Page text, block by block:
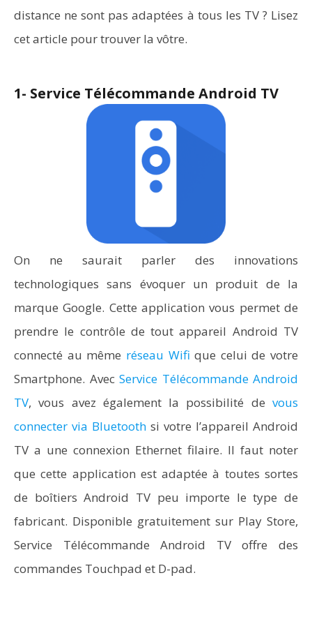
distance ne sont pas adaptées à tous les TV ? Lisez
cet article pour trouver la vôtre.
1- Service Télécommande Android TV
On ne saurait parler des innovations
technologiques sans évoquer un produit de la
marque Google. Cette application vous permet de
prendre le contrôle de tout appareil Android TV
connecté au même réseau Wifi que celui de votre
Smartphone. Avec Service Télécommande Android
TV, vous avez également la possibilité de vous
connecter via Bluetooth si votre l’appareil Android
TV a une connexion Ethernet filaire. Il faut noter
que cette application est adaptée à toutes sortes
de boîtiers Android TV peu importe le type de
fabricant. Disponible gratuitement sur Play Store,
Service Télécommande Android TV offre des
commandes Touchpad et D-pad.